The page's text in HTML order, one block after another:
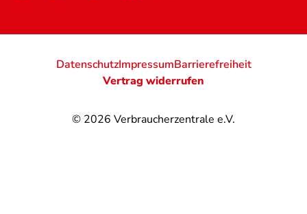
© 2026 Verbraucherzentrale e.V.
DatenschutzImpressumBarrierefreiheit
Vertrag widerrufen